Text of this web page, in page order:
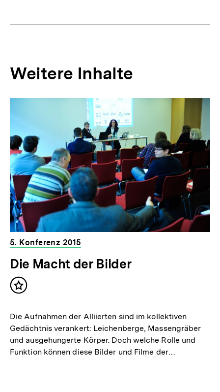
Weitere Inhalte
5. Konferenz 2015
Die Macht der Bilder
Inhalt
Die Aufnahmen der Alliierten sind im kollektiven
Gedächtnis verankert: Leichenberge, Massengräber
und ausgehungerte Körper. Doch welche Rolle und
Funktion können diese Bilder und Filme der…